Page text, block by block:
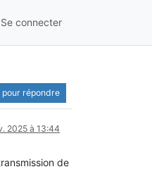
Se connecter
pour répondre
2025 à 13:44
de